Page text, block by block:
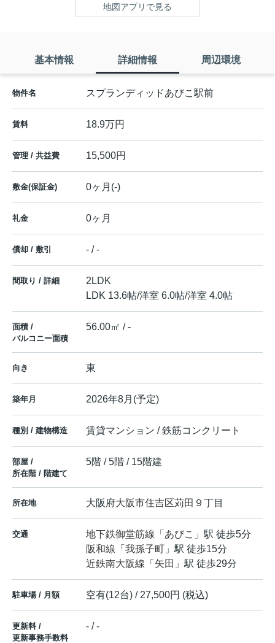
地図アプリで見る
基本情報 詳細情報 周辺環境
物件名 スプランディッドあびこ駅前
賃料 18.9万円
管理 / 共益費 15,500円
敷金(保証金) 0ヶ月(-)
礼金 0ヶ月
償却 / 敷引 - / -
間取り / 詳細
2LDK
LDK 13.6帖/洋室 6.0帖/洋室 4.0帖
面積 /
バルコニー面積
56.00㎡ / -
向き 東
築年月 2026年8月(予定)
種別 / 建物構造 賃貸マンション / 鉄筋コンクリート
部屋 /
所在階 / 階建て
5階 / 5階 / 15階建
所在地 大阪府大阪市住吉区苅田 ９丁目
交通 地下鉄御堂筋線 「 あびこ 」駅 徒歩5分
阪和線 「 我孫子町 」駅 徒歩15分
近鉄南大阪線 「 矢田 」駅 徒歩29分
駐車場 / 月額 空有(12台) / 27,500円 (税込)
更新料 /
更新事務手数料
- / -